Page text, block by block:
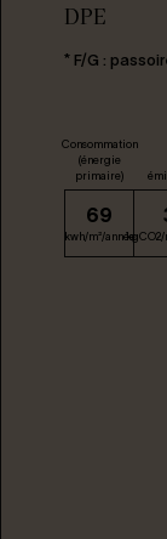
DPE
* F/G :
Consommation
(énergie
primaire)
69
kwh/m²/annéekgCO2/